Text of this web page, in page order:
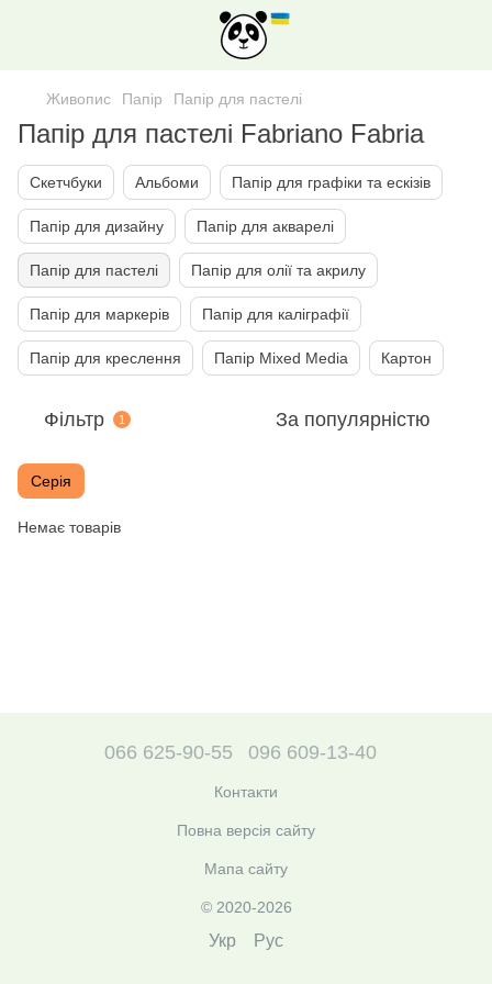
Живопис Папiр Папір для пастелі
Папір для пастелі Fabriano Fabria
Скетчбуки Альбоми Папір для графiки та ескізів
Папiр для дизайну Папір для акварелі
Папір для пастелі Папір для олії та акрилу
Папір для маркерів Папір для каліграфії
Папір для креслення Папiр Mixed Media Картон
Фільтр 1 За популярністю
Серія
Немає товарів
066 625-90-55 096 609-13-40
Контакти
Повна версія сайту
Мапа сайту
© 2020-2026
Укр Рус